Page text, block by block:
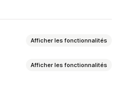
Afficher les fonctionnalités
Afficher les fonctionnalités